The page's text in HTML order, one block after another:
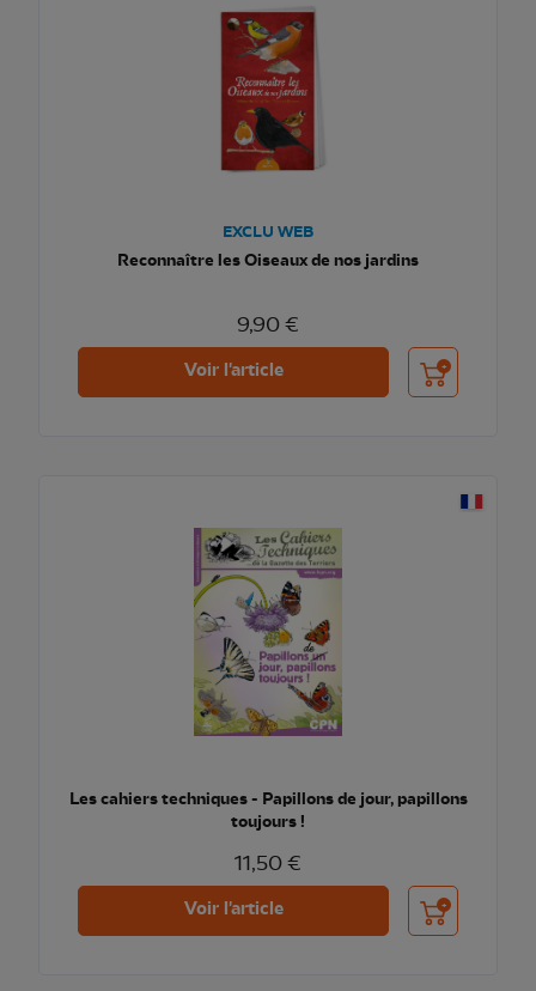
EXCLU WEB
Reconnaître les Oiseaux de nos jardins
9,90 €
Voir l'article Ajouter au
Les cahiers techniques - Papillons de jour, papillons
toujours !
11,50 €
Voir l'article Ajouter au